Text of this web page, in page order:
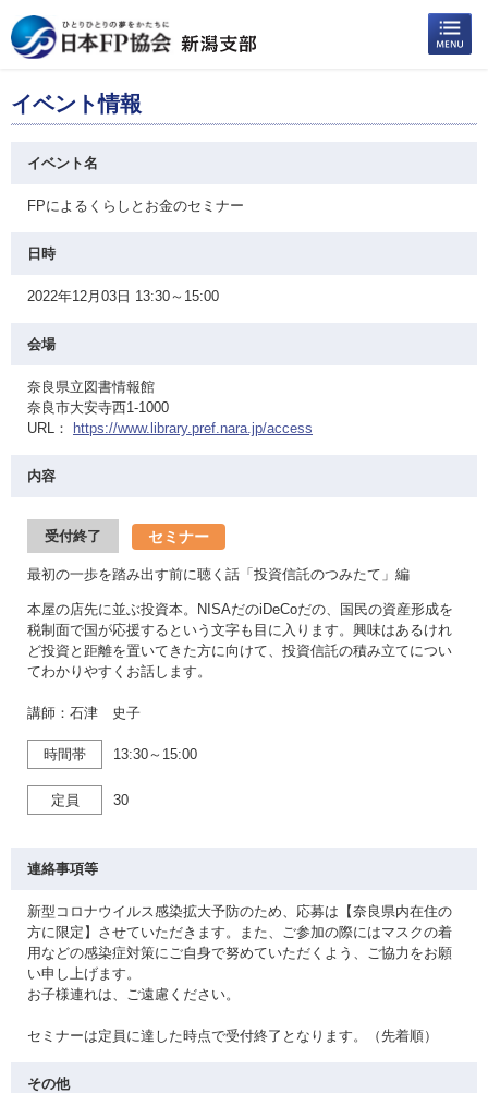
イベント情報
イベント名
FPによるくらしとお金のセミナー
日時
2022年12月03日 13:30～15:00
会場
奈良県立図書情報館
奈良市大安寺西1-1000
URL：
https://www.library.pref.nara.jp/access
内容
受付終了 セミナー
最初の一歩を踏み出す前に聴く話「投資信託のつみたて」編
本屋の店先に並ぶ投資本。NISAだのiDeCoだの、国民の資産形成を
税制面で国が応援するという文字も目に入ります。興味はあるけれ
ど投資と距離を置いてきた方に向けて、投資信託の積み立てについ
てわかりやすくお話します。
講師：石津 史子
時間帯 13:30～15:00
定員 30
連絡事項等
新型コロナウイルス感染拡大予防のため、応募は【奈良県内在住の
方に限定】させていただきます。また、ご参加の際にはマスクの着
用などの感染症対策にご自身で努めていただくよう、ご協力をお願
い申し上げます。
お子様連れは、ご遠慮ください。
セミナーは定員に達した時点で受付終了となります。（先着順）
その他